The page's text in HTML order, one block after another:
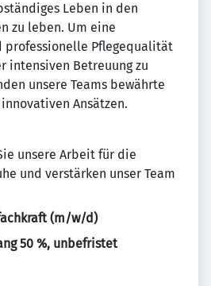
Leben in den
zu leben. Um eine
professionelle Pflegequalität
intensiven Betreuung zu
unsere Teams bewährte
Ansätzen.
unsere Arbeit für die
und verstärken unser Team
(m/w/d)
50 %, unbefristet